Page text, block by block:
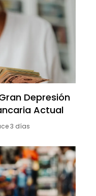
Depresión
Actual
3 días